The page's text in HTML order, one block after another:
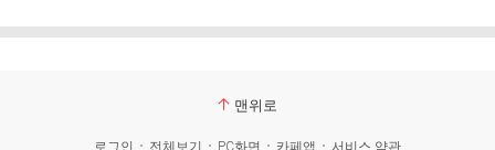
맨위로
로그인 전체보기 PC화면 카페앱 서비스 약관